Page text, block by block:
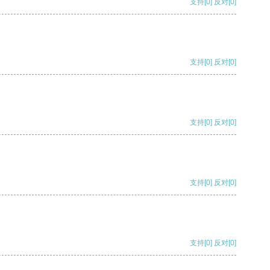
支持 [0] 反对 [0]
支持[0] 反对[0]
支持[0] 反对[0]
支持[0] 反对[0]
支持[0] 反对[0]